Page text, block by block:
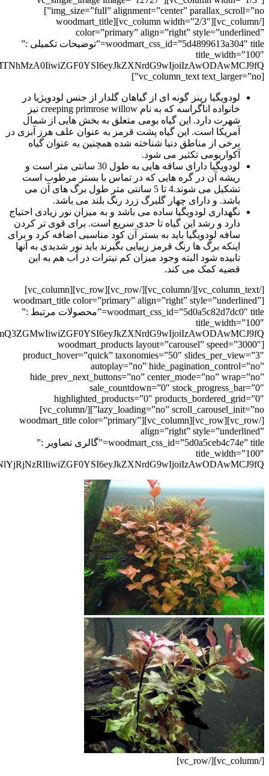
img_size=”full” alignment=”center” parallax_scroll=”no”]
[/vc_column][vc_column width=”2/3″][woodmart_title
color=”primary” align=”right” style=”underlined”
woodmart_css_id=”5d4899613a304″ title=”توضیحات تکمیلی :”
title_width=”100″
[vc_column_text text_larger=”no”]
لودویگیا رپنز گونه ای از گیاهان گلدار از جنس لودویژیا در
خانواده اناگراسه که به نام creeping primrose willow نیز
شهرت دارد. این گیاه بومی متعلق به بخش هایی از شمال
آمریکا است. این گیاه پشت قرمز به عنوان علف هرز آبزی در
برخی از مناطق دنیا شناخته شده همچنین به عنوان گیاه
آکواریومی تکثیر می شود.
لودویگیا دارای ساقه هایی به طول 30 سانتی متر است و
ریشه آن در گره هایی که در تماس با بستر مرطوب است
تشکیل می شوند.4 تا 5 سانتی متر طول برگ های آن می
باشد. و دارای چهار گلبرگ زرد رنگ بلند می باشد.
نگهداری لودویگیا ساده می باشد و به میزان نور زیادی احتیاج
دارد و رشد این گیاه تا حدی سریع است. برای قوی تر کردن
سافه لودویگیا باید به بستر آن کود مناسبی اضافه کرد و برای
اینکه برگ ها رنگ قرمز زیبایی بگیرند باید نور شدیدی به آنها
تابیده شود البته وجود میزان کم نیترات در آب هم به این
قضیه کمک می کند.
[/vc_column_text][/vc_column][/vc_row][vc_row][vc_column]
[woodmart_title color=”primary” align=”right” style=”underlined”
woodmart_css_id=”5d0a5c82d7dc0″ title=”محصولات مرتبط :”
title_width=”100″
[woodmart_products layout=”carousel” speed=”3000″
product_hover=”quick” taxonomies=”50″ slides_per_view=”3″
autoplay=”no” hide_pagination_control=”no”
hide_prev_next_buttons=”no” center_mode=”no” wrap=”no”
sale_countdown=”0″ stock_progress_bar=”0″
highlighted_products=”0″ products_bordered_grid=”0″
lazy_loading=”no” scroll_carousel_init=”no”][/vc_column]
[/vc_row][vc_row][vc_column][woodmart_title color=”primary”
align=”right” style=”underlined”
woodmart_css_id=”5d0a5ceb4c74e” title=”گالری تصاویر :”
title_width=”100″
[/vc_column][/vc_row]